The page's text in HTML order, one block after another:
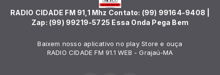
RADIO CIDADE FM 91,1 Mhz Contato: (99) 99164-9408 |
Zap: (99) 99219-5725 Essa Onda Pega Bem
Baixem nosso aplicativo no play Store e ouça
RADIO CIDADE FM 91.1 WEB - Grajaú-MA